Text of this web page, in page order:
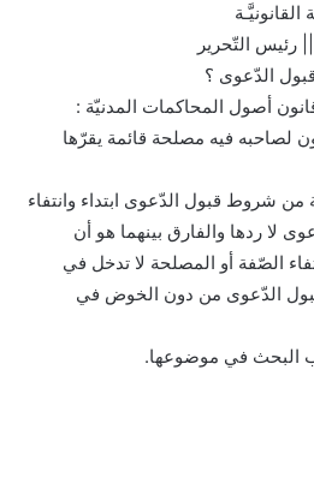
رئيس التّحرير
الدّعوى ؟
لصاحبه فيه مصلحة قائمة يقرّها
من شروط قبول الدّعوى ابتداء وانتفاء
لا ردها والفارق بينهما هو أن
الصّفة أو المصلحة لا تدخل في
الدّعوى من دون الخوض في
البحث في موضوعها.